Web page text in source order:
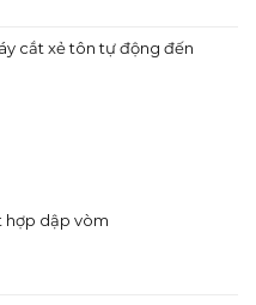
cắt xẻ tôn tự động đến
hợp dập vòm